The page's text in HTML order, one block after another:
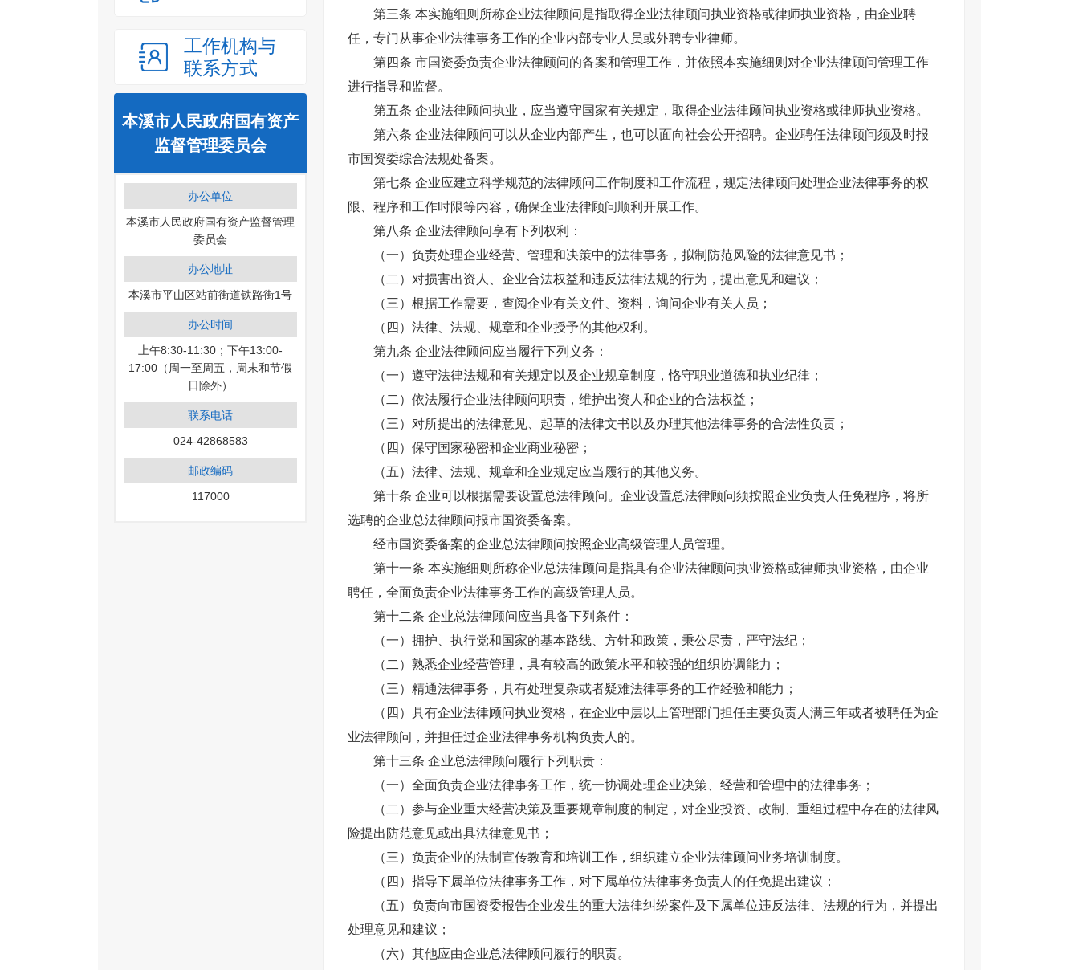
工作机构与
联系方式
本溪市人民政府国有资产
监督管理委员会
办公单位
本溪市人民政府国有资产监督管理
委员会
办公地址
本溪市平山区站前街道铁路街1号
办公时间
上午8:30-11:30；下午13:00-
17:00（周一至周五，周末和节假
日除外）
联系电话
024-42868583
邮政编码
117000
第三条 本实施细则所称企业法律顾问是指取得企业法律顾问执业资格或律师执业资格，由企业聘
任，专门从事企业法律事务工作的企业内部专业人员或外聘专业律师。
第四条 市国资委负责企业法律顾问的备案和管理工作，并依照本实施细则对企业法律顾问管理工作
进行指导和监督。
第五条 企业法律顾问执业，应当遵守国家有关规定，取得企业法律顾问执业资格或律师执业资格。
第六条 企业法律顾问可以从企业内部产生，也可以面向社会公开招聘。企业聘任法律顾问须及时报
市国资委综合法规处备案。
第七条 企业应建立科学规范的法律顾问工作制度和工作流程，规定法律顾问处理企业法律事务的权
限、程序和工作时限等内容，确保企业法律顾问顺利开展工作。
第八条 企业法律顾问享有下列权利：
（一）负责处理企业经营、管理和决策中的法律事务，拟制防范风险的法律意见书；
（二）对损害出资人、企业合法权益和违反法律法规的行为，提出意见和建议；
（三）根据工作需要，查阅企业有关文件、资料，询问企业有关人员；
（四）法律、法规、规章和企业授予的其他权利。
第九条 企业法律顾问应当履行下列义务：
（一）遵守法律法规和有关规定以及企业规章制度，恪守职业道德和执业纪律；
（二）依法履行企业法律顾问职责，维护出资人和企业的合法权益；
（三）对所提出的法律意见、起草的法律文书以及办理其他法律事务的合法性负责；
（四）保守国家秘密和企业商业秘密；
（五）法律、法规、规章和企业规定应当履行的其他义务。
第十条 企业可以根据需要设置总法律顾问。企业设置总法律顾问须按照企业负责人任免程序，将所
选聘的企业总法律顾问报市国资委备案。
经市国资委备案的企业总法律顾问按照企业高级管理人员管理。
第十一条 本实施细则所称企业总法律顾问是指具有企业法律顾问执业资格或律师执业资格，由企业
聘任，全面负责企业法律事务工作的高级管理人员。
第十二条 企业总法律顾问应当具备下列条件：
（一）拥护、执行党和国家的基本路线、方针和政策，秉公尽责，严守法纪；
（二）熟悉企业经营管理，具有较高的政策水平和较强的组织协调能力；
（三）精通法律事务，具有处理复杂或者疑难法律事务的工作经验和能力；
（四）具有企业法律顾问执业资格，在企业中层以上管理部门担任主要负责人满三年或者被聘任为企
业法律顾问，并担任过企业法律事务机构负责人的。
第十三条 企业总法律顾问履行下列职责：
（一）全面负责企业法律事务工作，统一协调处理企业决策、经营和管理中的法律事务；
（二）参与企业重大经营决策及重要规章制度的制定，对企业投资、改制、重组过程中存在的法律风
险提出防范意见或出具法律意见书；
（三）负责企业的法制宣传教育和培训工作，组织建立企业法律顾问业务培训制度。
（四）指导下属单位法律事务工作，对下属单位法律事务负责人的任免提出建议；
（五）负责向市国资委报告企业发生的重大法律纠纷案件及下属单位违反法律、法规的行为，并提出
处理意见和建议；
（六）其他应由企业总法律顾问履行的职责。